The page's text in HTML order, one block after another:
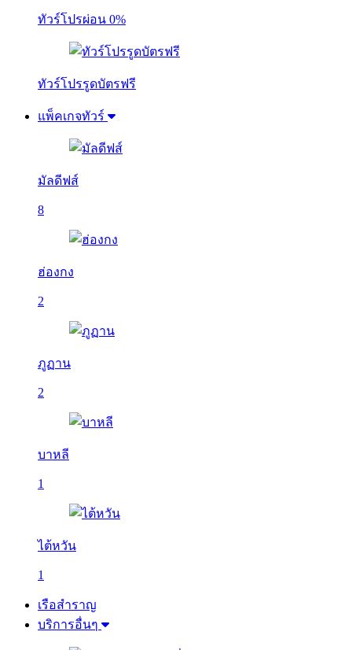
ทัวร์โปรผ่อน 0%
ทัวร์โปรรูดบัตรฟรี
แพ็คเกจทัวร์
มัลดีฟส์
8
ฮ่องกง
2
ภูฏาน
2
บาหลี
1
ไต้หวัน
1
เรือสำราญ
บริการอื่นๆ